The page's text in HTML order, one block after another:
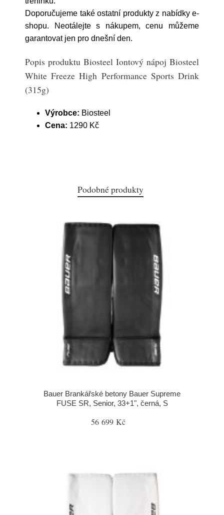
Doporučujeme také ostatní produkty z nabídky e-
shopu. Neotálejte s nákupem, cenu můžeme
garantovat jen pro dnešní den.
Popis produktu Biosteel Iontový nápoj Biosteel
White Freeze High Performance Sports Drink
(315g)
Výrobce: Biosteel
Cena: 1290 Kč
Podobné produkty
Bauer Brankářské betony Bauer Supreme
FUSE SR, Senior, 33+1", černá, S
56 699 Kč